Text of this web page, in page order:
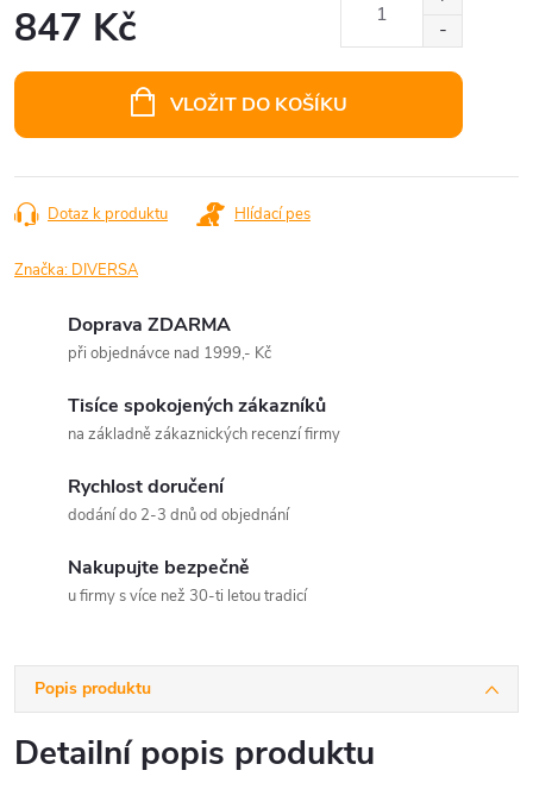
847 Kč
VLOŽIT DO KOŠÍKU
Dotaz k produktu Hlídací pes
Značka: DIVERSA
Doprava ZDARMA
při objednávce nad 1999,- Kč
Tisíce spokojených zákazníků
na základně zákaznických recenzí firmy
Rychlost doručení
dodání do 2-3 dnů od objednání
Nakupujte bezpečně
u firmy s více než 30-ti letou tradicí
Popis produktu
Detailní popis produktu